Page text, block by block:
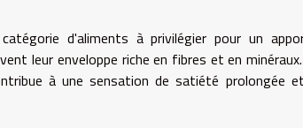
d'aliments à privilégier pour un
leur enveloppe riche en fibres et en
à une sensation de satiété prolongée